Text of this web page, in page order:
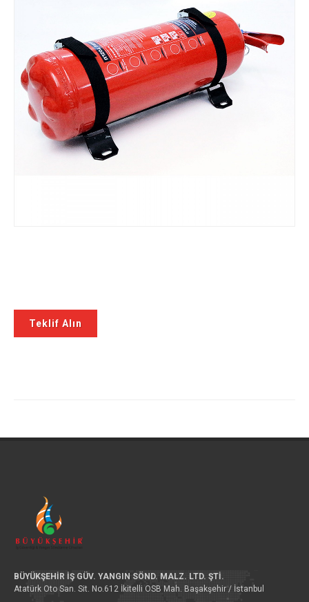
Teklif Alın
BÜYÜKŞEHİR İŞ GÜV. YANGIN SÖND. MALZ. LTD. ŞTİ.
Atatürk Oto San. Sit. No.612 İkitelli OSB Mah. Başakşehir / İstanbul